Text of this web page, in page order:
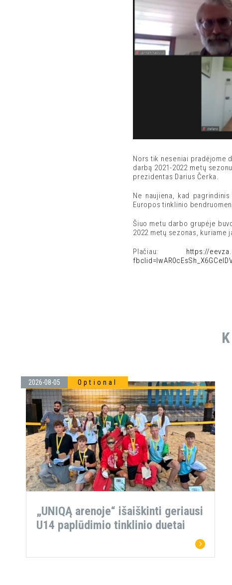
Nors tik neseniai pradėjome
darbą 2021-2022 metų
prezidentas Darius Čerka.
Ne naujiena, kad
Europos tinklinio
Šiuo metu darbo grupėje
2022 metų sezonas, kuriame
Plačiau: https://
2026-08-05 Optional
„UNIQĄ arenoje“ išaiškinti geriausi
U14 paplūdimio tinklinio duetai